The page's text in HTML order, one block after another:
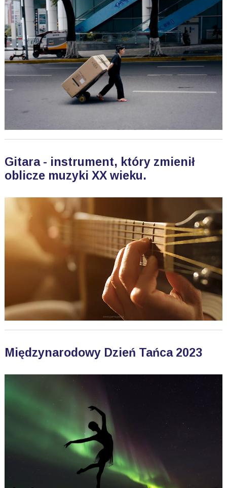
Gitara - instrument, który zmienił
oblicze muzyki XX wieku.
Międzynarodowy Dzień Tańca 2023